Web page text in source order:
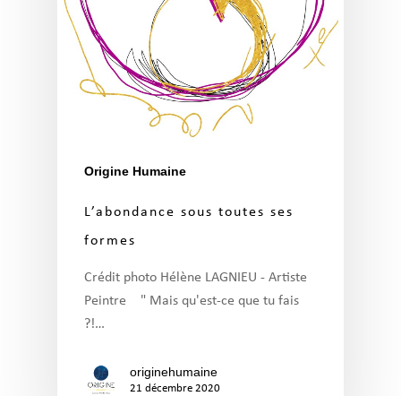
Origine Humaine
L’abondance sous toutes ses
formes
Crédit photo Hélène LAGNIEU - Artiste
Peintre " Mais qu'est-ce que tu fais
?!…
originehumaine
21 décembre 2020